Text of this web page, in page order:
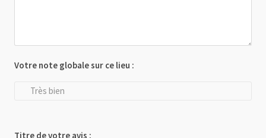
Votre note globale sur ce lieu :
Très bien
Titre de votre avis :